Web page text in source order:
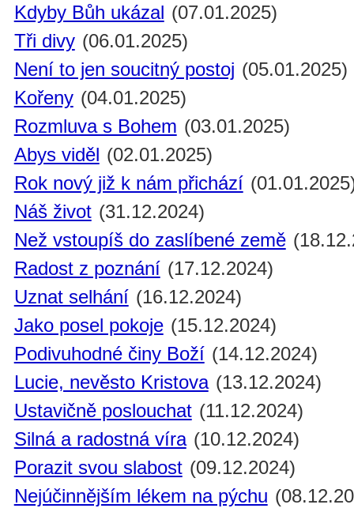
Kdyby Bůh ukázal (07.01.2025)
Tři divy (06.01.2025)
Není to jen soucitný postoj (05.01.2025)
Kořeny (04.01.2025)
Rozmluva s Bohem (03.01.2025)
Abys viděl (02.01.2025)
Rok nový již k nám přichází
Náš život (31.12.2024)
Než vstoupíš do zaslíbené země
Radost z poznání (17.12.2024)
Uznat selhání (16.12.2024)
Jako posel pokoje (15.12.2024)
Podivuhodné činy Boží (14.12.2024)
Lucie, nevěsto Kristova (13.12.2024)
Ustavičně poslouchat (11.12.2024)
Silná a radostná víra (10.12.2024)
Porazit svou slabost (09.12.2024)
Nejúčinnějším lékem na pýchu